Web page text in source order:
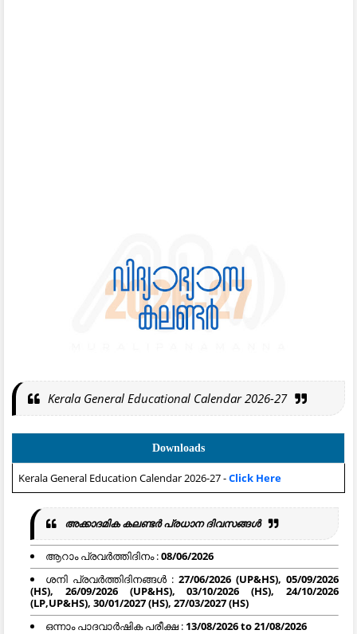
Kerala General Educational Calendar 2026-27
Downloads
Kerala General Education Calendar 2026-27 -Click Here
അക്കാദമിക കലണ്ടര്‍ പ്രധാന ദിവസങ്ങള്‍
ആറാം പ്രവര്‍ത്തിദിനം :08/06/2026
ശനി പ്രവര്‍ത്തിദിനങ്ങള്‍ : 27/06/2026 (UP&HS), 05/09/2026
(HS), 26/09/2026 (UP&HS), 03/10/2026 (HS), 24/10/2026
(LP,UP&HS), 30/01/2027 (HS), 27/03/2027 (HS)
ഒന്നാം പാദവാര്‍ഷിക പരീക്ഷ : 13/08/2026 to 21/08/2026